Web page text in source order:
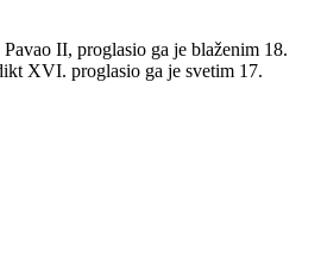
II, proglasio ga je blaženim 18.
XVI. proglasio ga je svetim 17.